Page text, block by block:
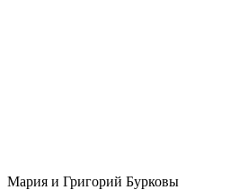
Мария и Григорий Бурковы